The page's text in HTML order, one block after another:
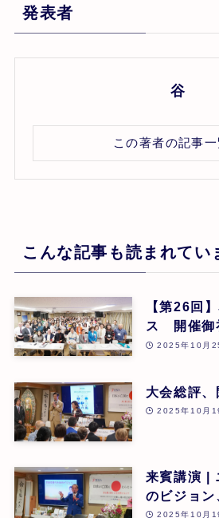
発表者
谷
この著者の記事
こんな記事も読まれてい
【第26回
ス 開催御
2025年10月
大会総評
2025年10月
来賓講演 |
のビジョン
本再生の道
2025年10月